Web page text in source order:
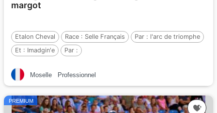
margot
Etalon Cheval Race : Selle Français Par : l'arc de triomphe
Et : Imadgin'e Par :
Moselle Professionnel
PREMIUM